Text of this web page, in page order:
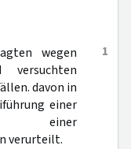
1
wegen
versuchten
davon in
einer
einer
verurteilt.